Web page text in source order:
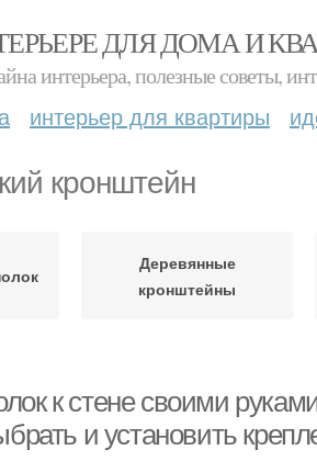
ДЛЯ ДОМА И
интерьера, полезные советы,
интерьер для квартиры
кронштейн
Деревянные
кронштейны
к стене своими
и установить